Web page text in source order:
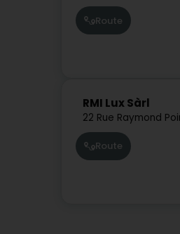
Route
RMI Lux Sàrl
22 Rue Raymond
Route